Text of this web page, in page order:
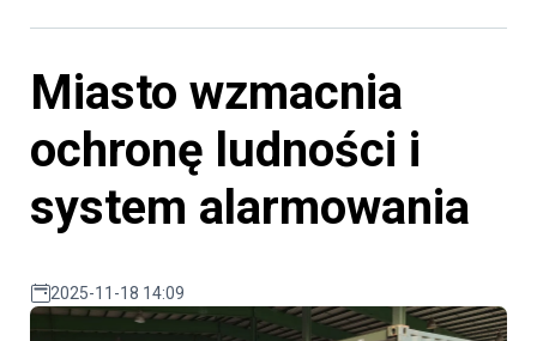
Miasto wzmacnia
ochronę ludności i
system alarmowania
2025-11-18 14:09